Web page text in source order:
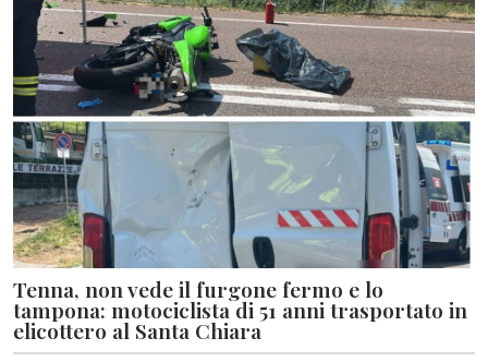
Tenna, non vede il furgone fermo e lo
tampona: motociclista di 51 anni trasportato in
elicottero al Santa Chiara